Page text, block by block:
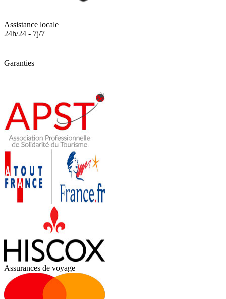
Assistance locale
24h/24 - 7j/7
Garanties
Assurances de voyage